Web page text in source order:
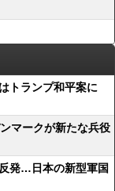
トランプ和平案に
マークが新たな兵役
発…日本の新型軍国